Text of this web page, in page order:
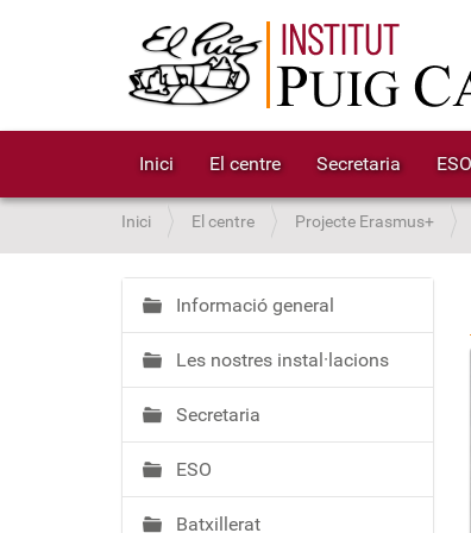
Inici El centre Secretaria ESO
S
o
u
:
Inici El centre Projecte Erasmus+
N
a
v
e
g
a
c
Informació general
Les nostres instal·lacions
Secretaria
ESO
Batxillerat